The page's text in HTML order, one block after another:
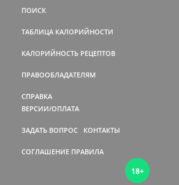
ПОИСК
ТАБЛИЦА КАЛОРИЙНОСТИ
КАЛОРИЙНОСТЬ РЕЦЕПТОВ
ПРАВООБЛАДАТЕЛЯМ
СПРАВКА
ВЕРСИИ/ОПЛАТА
ЗАДАТЬ ВОПРОС КОНТАКТЫ
СОГЛАШЕНИЕ ПРАВИЛА
18+